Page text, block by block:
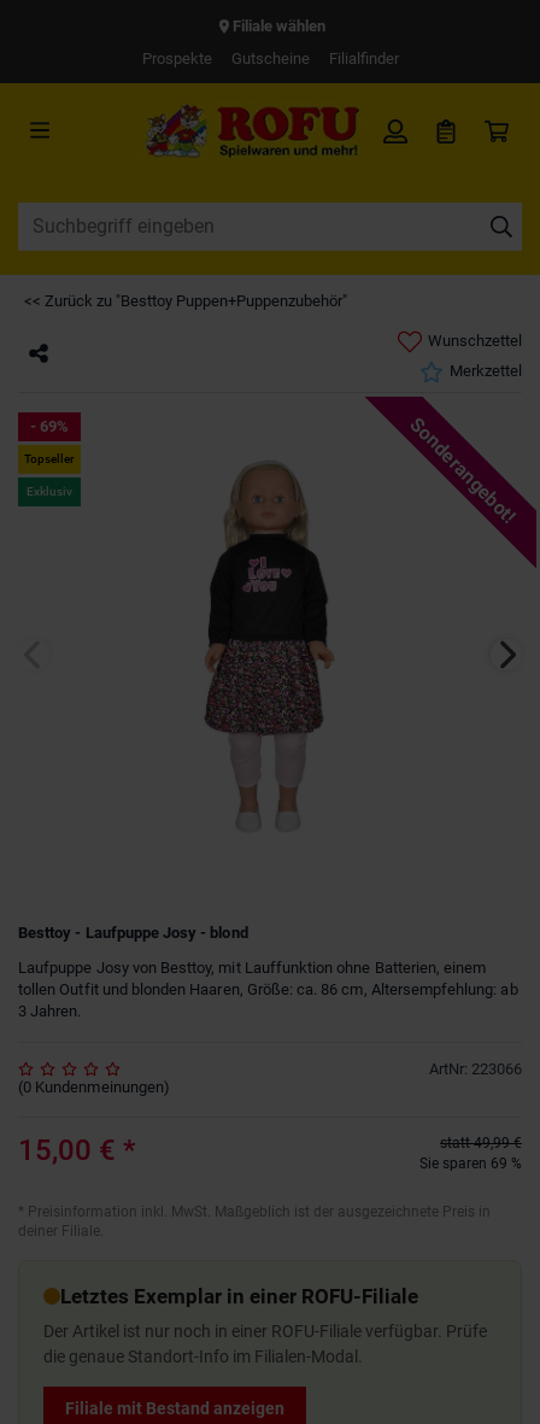
Filiale wählen
Prospekte
Gutscheine Filialfinder
<< Zurück zu "Besttoy Puppen+Puppenzubehör"
Wunschzettel
Merkzettel
- 69%
Topseller
Exklusiv Sonderangebot!
Besttoy - Laufpuppe Josy - blond
Laufpuppe Josy von Besttoy, mit Lauffunktion ohne Batterien, einem
tollen Outfit und blonden Haaren, Größe: ca. 86 cm, Altersempfehlung: ab
3 Jahren.
ArtNr: 223066
(0 Kundenmeinungen)
15,00 € * statt 49,99 €
Sie sparen 69 %
* Preisinformation inkl. MwSt. Maßgeblich ist der ausgezeichnete Preis in
deiner Filiale.
Letztes Exemplar in einer ROFU-Filiale
Der Artikel ist nur noch in einer ROFU-Filiale verfügbar. Prüfe
die genaue Standort-Info im Filialen-Modal.
Filiale mit Bestand anzeigen